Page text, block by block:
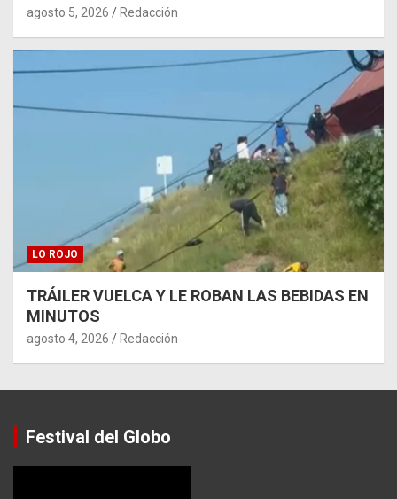
agosto 5, 2026 Redacción
LO ROJO
TRÁILER VUELCA Y LE ROBAN LAS BEBIDAS EN
MINUTOS
agosto 4, 2026 Redacción
Festival del Globo